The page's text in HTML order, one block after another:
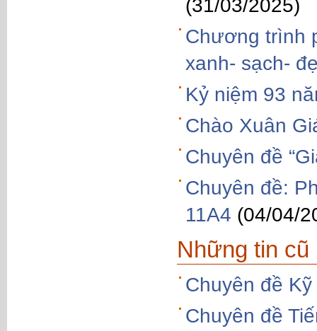
(31/03/2025)
Chương trình
xanh- sạch-
Kỷ niệm 93
Chào Xuân
Chuyên đề
Chuyên đề:
11A4 (04/04/
Những tin cũ
Chuyên đề
Chuyên đề